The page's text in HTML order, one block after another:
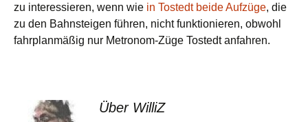
zu interessieren, wenn wie in Tostedt beide Aufzüge, die
zu den Bahnsteigen führen, nicht funktionieren, obwohl
fahrplanmäßig nur Metronom-Züge Tostedt anfahren.
Über WilliZ